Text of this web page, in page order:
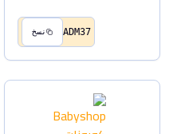
ADM37 نسخ